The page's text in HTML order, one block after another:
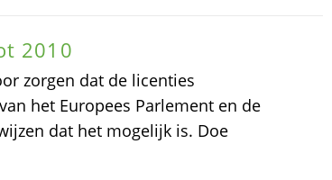
2010
zorgen dat de licenties
het Europees Parlement en de
dat het mogelijk is. Doe